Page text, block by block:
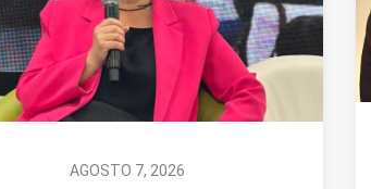
AGOSTO 7, 2026